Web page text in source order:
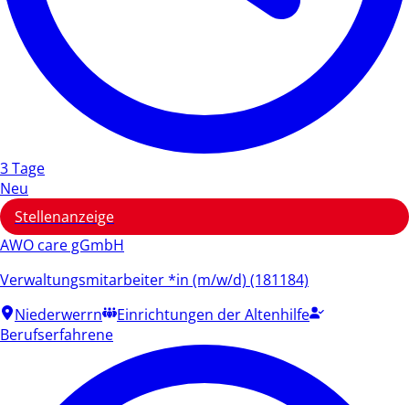
3 Tage
Neu
Stellenanzeige
AWO care gGmbH
Verwaltungsmitarbeiter *in (m/w/d) (181184)
Niederwerrn
Einrichtungen der Altenhilfe
Berufserfahrene